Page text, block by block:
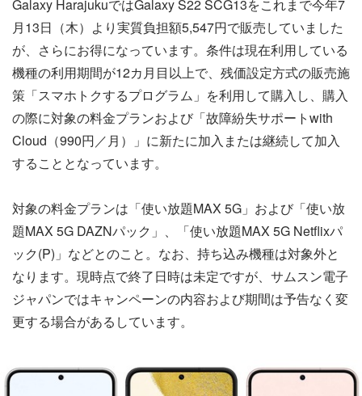
Galaxy HarajukuではGalaxy S22 SCG13をこれまで今年7
月13日（木）より実質負担額5,547円で販売していました
が、さらにお得になっています。条件は現在利用している
機種の利用期間が12カ月目以上で、残価設定方式の販売施
策「スマホトクするプログラム」を利用して購入し、購入
の際に対象の料金プランおよび「故障紛失サポートwith
Cloud（990円／月）」に新たに加入または継続して加入
することとなっています。
対象の料金プランは「使い放題MAX 5G」および「使い放
題MAX 5G DAZNパック」、「使い放題MAX 5G Netflixパ
ック(P)」などとのこと。なお、持ち込み機種は対象外と
なります。現時点で終了日時は未定ですが、サムスン電子
ジャパンではキャンペーンの内容および期間は予告なく変
更する場合があるしています。